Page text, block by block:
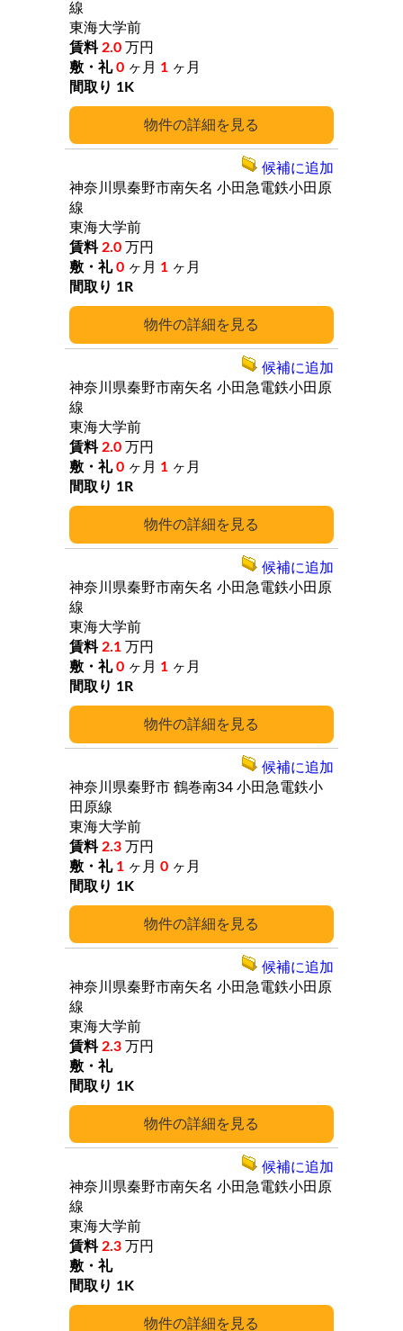
詳細
線
東海大学前
2.0 万円
0 ヶ月 1 ヶ月
1K
詳細
神奈川県秦野市南矢名 小田急電鉄小田原
線
東海大学前
2.0 万円
0 ヶ月 1 ヶ月
1R
候補に追加
詳細
神奈川県秦野市南矢名 小田急電鉄小田原
線
東海大学前
2.0 万円
0 ヶ月 1 ヶ月
1R
候補に追加
詳細
神奈川県秦野市南矢名 小田急電鉄小田原
線
東海大学前
2.1 万円
0 ヶ月 1 ヶ月
1R
候補に追加
詳細
神奈川県秦野市 鶴巻南34 小田急電鉄小
田原線
東海大学前
2.3 万円
1 ヶ月 0 ヶ月
1K
候補に追加
詳細
神奈川県秦野市南矢名 小田急電鉄小田原
線
東海大学前
2.3 万円
1K
候補に追加
詳細
神奈川県秦野市南矢名 小田急電鉄小田原
線
東海大学前
2.3 万円
1K
候補に追加